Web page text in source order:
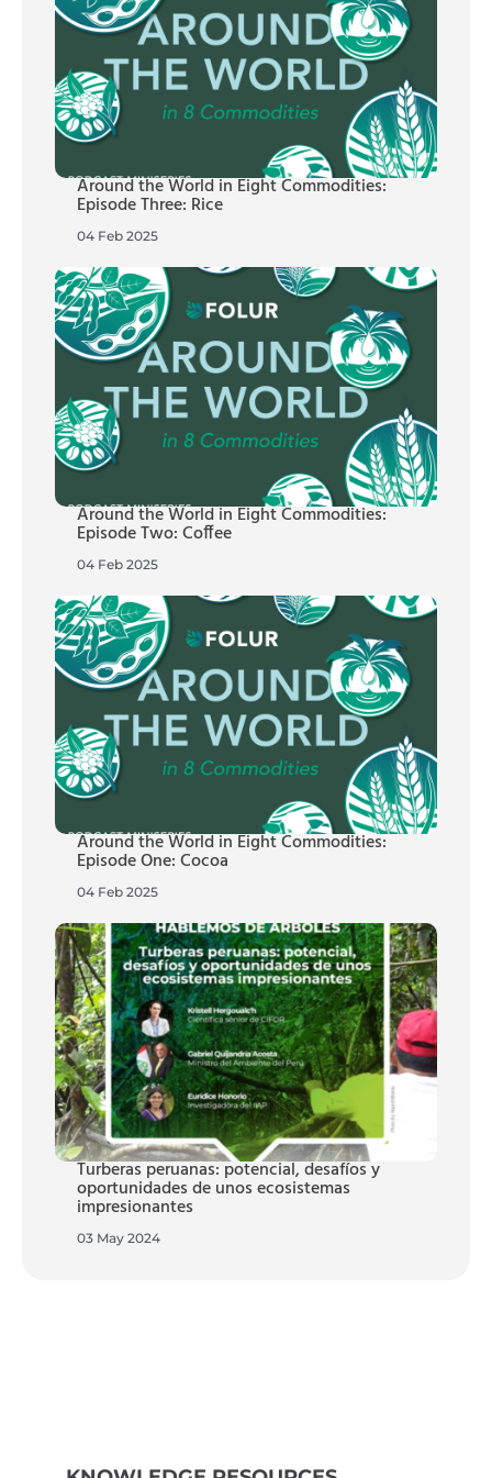
Around the World in Eight Commodities:
Episode Three: Rice
04 Feb 2025
Around the World in Eight Commodities:
Episode Two: Coffee
04 Feb 2025
Around the World in Eight Commodities:
Episode One: Cocoa
04 Feb 2025
Turberas peruanas: potencial, desafíos y
oportunidades de unos ecosistemas
impresionantes
03 May 2024